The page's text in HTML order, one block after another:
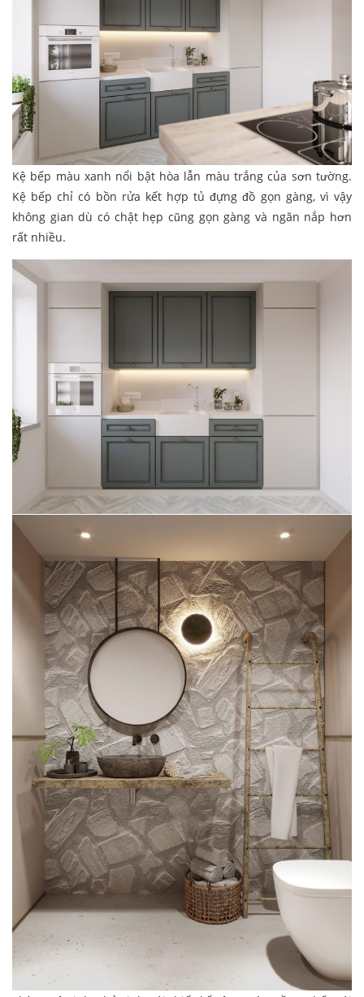
Kệ bếp màu xanh nổi bật hòa lẫn màu trắng của sơn tường.
Kệ bếp chỉ có bồn rửa kết hợp tủ đựng đồ gọn gàng, vì vậy
không gian dù có chật hẹp cũng gọn gàng và ngăn nắp hơn
rất nhiều.